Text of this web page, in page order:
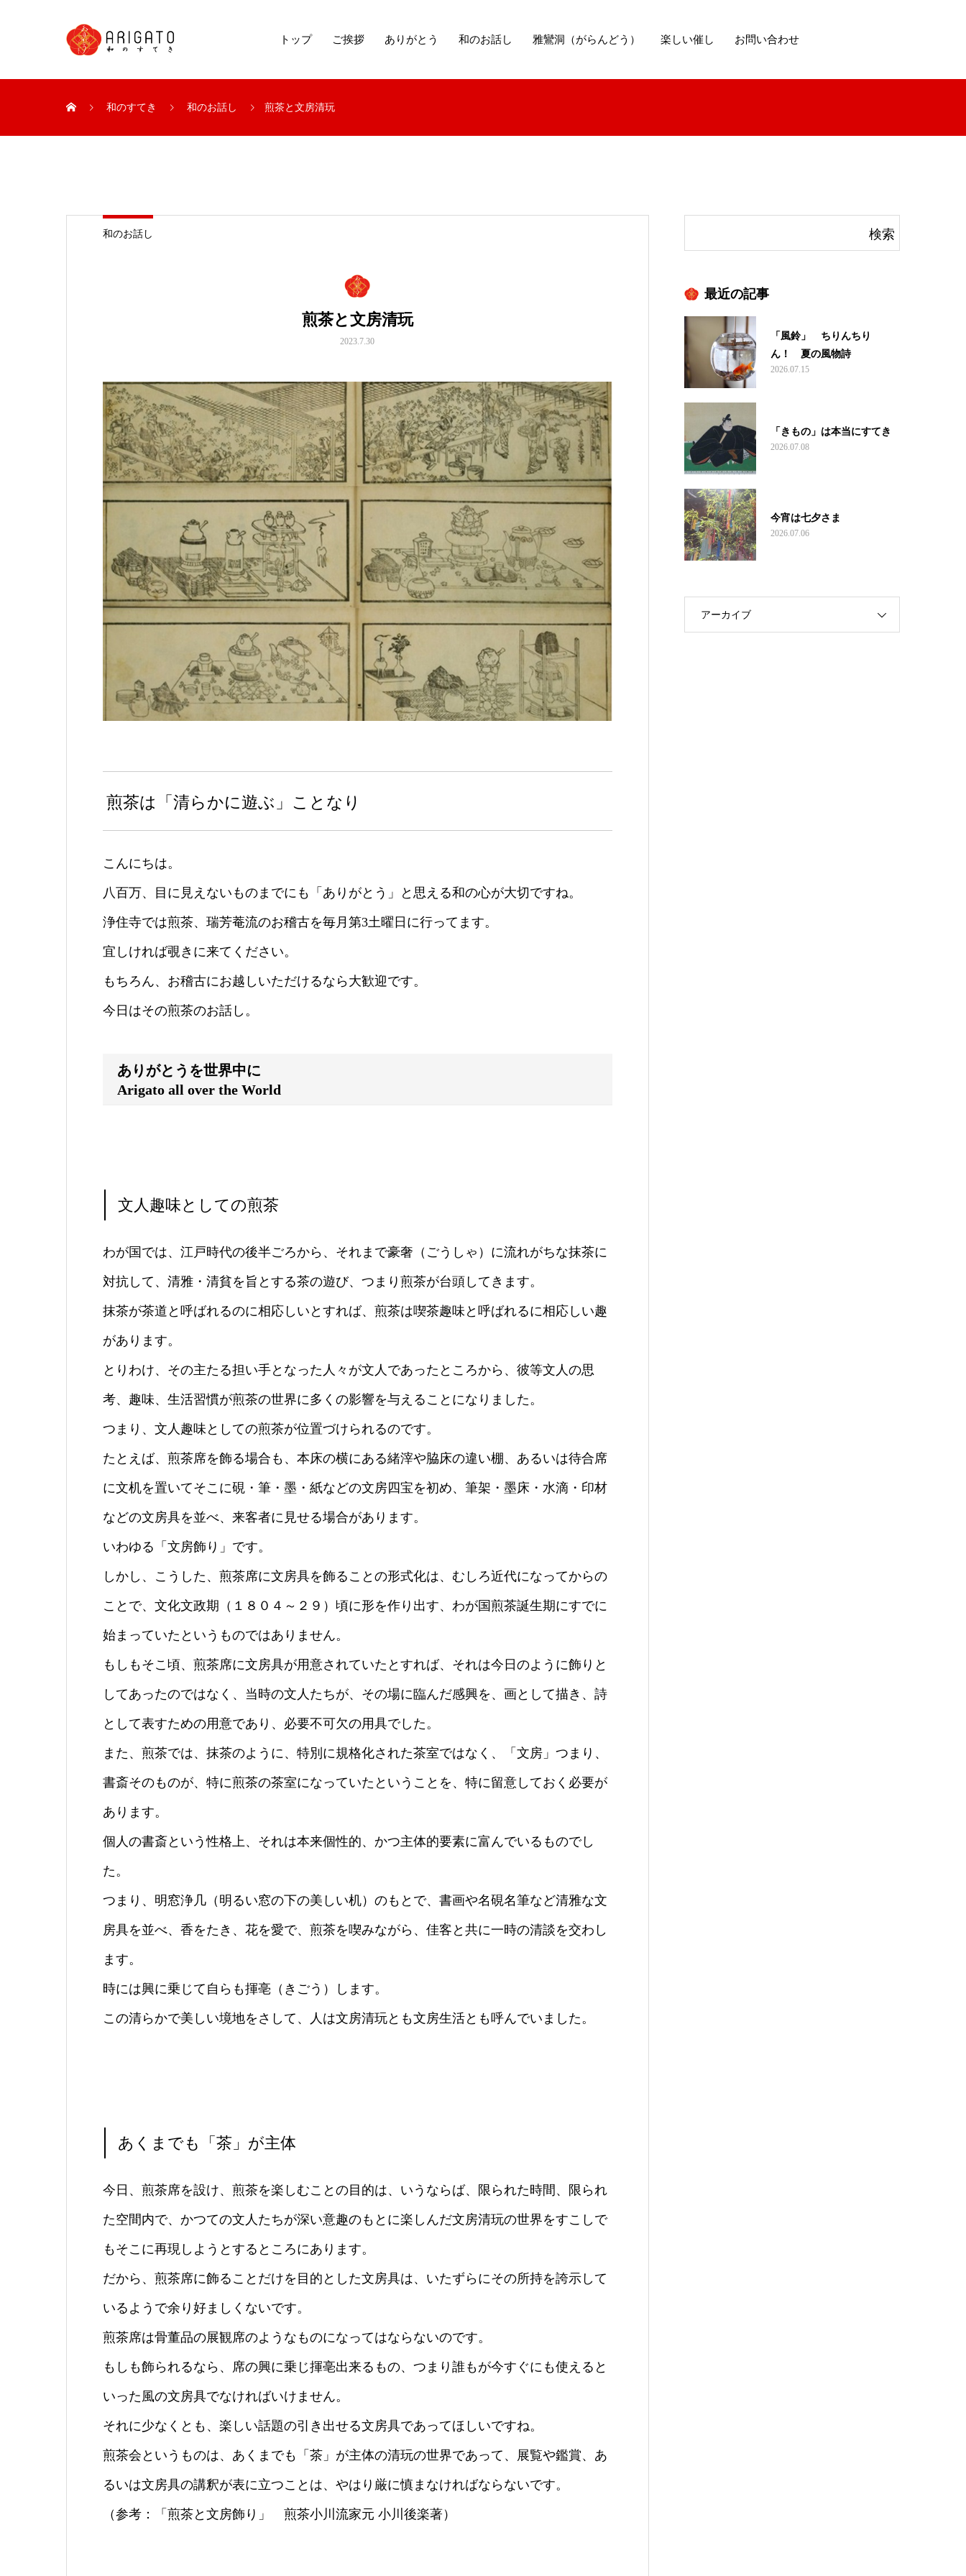
トップ ご挨拶 ありがとう 和のお話し 雅鸞洞（がらんどう） 楽しい催し お問い合わせ
和のすてき 和のお話し 煎茶と文房清玩
和のお話し
煎茶と文房清玩
2023.7.30
煎茶は「清らかに遊ぶ」ことなり
こんにちは。
八百万、目に見えないものまでにも「ありがとう」と思える和の心が大切ですね。
浄住寺では煎茶、瑞芳菴流のお稽古を毎月第3土曜日に行ってます。
宜しければ覗きに来てください。
もちろん、お稽古にお越しいただけるなら大歓迎です。
今日はその煎茶のお話し。
ありがとうを世界中に
Arigato all over the World
文人趣味としての煎茶
わが国では、江戸時代の後半ごろから、それまで豪奢（ごうしゃ）に流れがちな抹茶に
対抗して、清雅・清貧を旨とする茶の遊び、つまり煎茶が台頭してきます。
抹茶が茶道と呼ばれるのに相応しいとすれば、煎茶は喫茶趣味と呼ばれるに相応しい趣
があります。
とりわけ、その主たる担い手となった人々が文人であったところから、彼等文人の思
考、趣味、生活習慣が煎茶の世界に多くの影響を与えることになりました。
つまり、文人趣味としての煎茶が位置づけられるのです。
たとえば、煎茶席を飾る場合も、本床の横にある緒滓や脇床の違い棚、あるいは待合席
に文机を置いてそこに硯・筆・墨・紙などの文房四宝を初め、筆架・墨床・水滴・印材
などの文房具を並べ、来客者に見せる場合があります。
いわゆる「文房飾り」です。
しかし、こうした、煎茶席に文房具を飾ることの形式化は、むしろ近代になってからの
ことで、文化文政期（１８０４～２９）頃に形を作り出す、わが国煎茶誕生期にすでに
始まっていたというものではありません。
もしもそこ頃、煎茶席に文房具が用意されていたとすれば、それは今日のように飾りと
してあったのではなく、当時の文人たちが、その場に臨んだ感興を、画として描き、詩
として表すための用意であり、必要不可欠の用具でした。
また、煎茶では、抹茶のように、特別に規格化された茶室ではなく、「文房」つまり、
書斎そのものが、特に煎茶の茶室になっていたということを、特に留意しておく必要が
あります。
個人の書斎という性格上、それは本来個性的、かつ主体的要素に富んでいるものでし
た。
つまり、明窓浄几（明るい窓の下の美しい机）のもとで、書画や名硯名筆など清雅な文
房具を並べ、香をたき、花を愛で、煎茶を喫みながら、佳客と共に一時の清談を交わし
ます。
時には興に乗じて自らも揮亳（きごう）します。
この清らかで美しい境地をさして、人は文房清玩とも文房生活とも呼んでいました。
あくまでも「茶」が主体
今日、煎茶席を設け、煎茶を楽しむことの目的は、いうならば、限られた時間、限られ
た空間内で、かつての文人たちが深い意趣のもとに楽しんだ文房清玩の世界をすこしで
もそこに再現しようとするところにあります。
だから、煎茶席に飾ることだけを目的とした文房具は、いたずらにその所持を誇示して
いるようで余り好ましくないです。
煎茶席は骨董品の展観席のようなものになってはならないのです。
もしも飾られるなら、席の興に乗じ揮亳出来るもの、つまり誰もが今すぐにも使えると
いった風の文房具でなければいけません。
それに少なくとも、楽しい話題の引き出せる文房具であってほしいですね。
煎茶会というものは、あくまでも「茶」が主体の清玩の世界であって、展覧や鑑賞、あ
るいは文房具の講釈が表に立つことは、やはり厳に慎まなければならないです。
（参考：「煎茶と文房飾り」 煎茶小川流家元 小川後楽著）
最近の記事
「風鈴」 ちりんちり
ん！ 夏の風物詩
2026.07.15
「きもの」は本当にすてき
2026.07.08
今宵は七夕さま
2026.07.06
アーカイブ